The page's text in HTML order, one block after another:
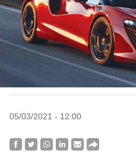
05/03/2021 - 12:00